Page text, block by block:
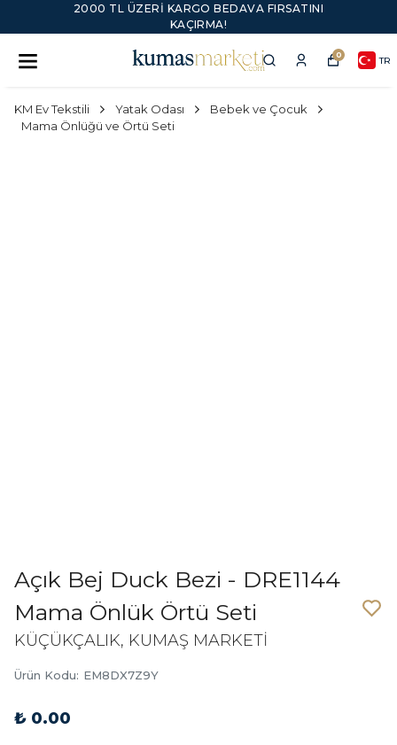
2000 TL ÜZERI KARGO BEDAVA FIRSATINI
KAÇIRMA!
0 TR
KM Ev Tekstili Yatak Odası
Bebek ve Çocuk
Mama Önlüğü ve Örtü Seti
Açık Bej Duck Bezi - DRE1144
Mama Önlük Örtü Seti
KÜÇÜKÇALIK, KUMAŞ MARKETİ
Ürün Kodu: EM8DX7Z9Y
₺ 0.00